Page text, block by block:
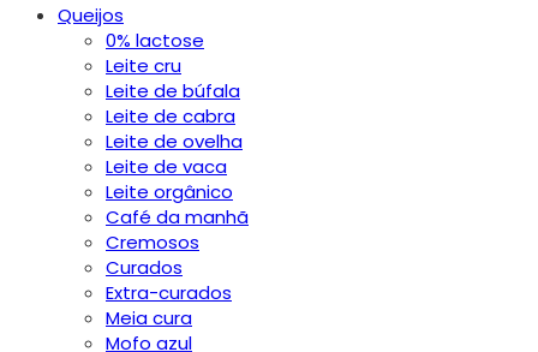
Queijos
0% lactose
Leite cru
Leite de búfala
Leite de cabra
Leite de ovelha
Leite de vaca
Leite orgânico
Café da manhã
Cremosos
Curados
Extra-curados
Meia cura
Mofo azul